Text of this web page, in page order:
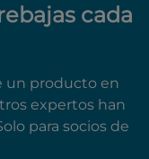
cada
un producto en
expertos han
para socios de